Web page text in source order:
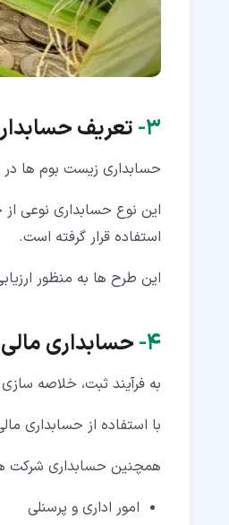
۳‏- تعریف
حسابداری زیست بوم ها در
این نوع حسابداری نوعی
استفاده قرار گرفته است.
این طرح ها به منظور
۴‏- حسابداری
به فرآیند ثبت، خلاصه
با استفاده از حسابداری
همچنین حسابداری شرکت
امور اداری و پرسنلی